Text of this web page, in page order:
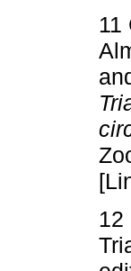
11
12